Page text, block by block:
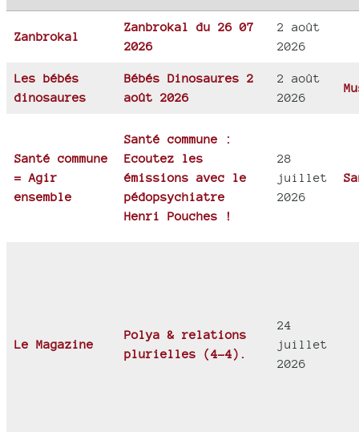
Zanbrokal
Zanbrokal du 26 07
2026
2 août
2026
Les bébés
dinosaures
Bébés Dinosaures 2
août 2026
2 août
2026
Santé commune
= Agir
ensemble
Santé commune :
Ecoutez les
émissions avec le
pédopsychiatre
Henri Pouches !
28
juillet
2026
Le Magazine
Polya & relations
plurielles (4-4).
24
juillet
2026